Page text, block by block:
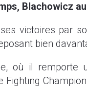
Blachowicz
victoires par
bien
où il remporte